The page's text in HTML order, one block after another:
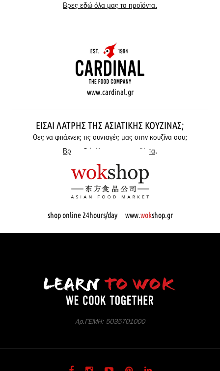
Βρες εδώ όλα μας τα προϊόντα.
www.cardinal.gr
ΕΊΣΑΙ ΛΆΤΡΗΣ ΤΗΣ ΑΣΙΑΤΙΚΉΣ ΚΟΥΖΊΝΑΣ;
Θες να φτιάχνεις τις συνταγές μας στην κουζίνα σου;
Βρες εδώ όλα μας τα προϊόντα.
shop online 24hours/day www.wokshop.gr
Αρ.ΓΕΜΗ: 5035701000